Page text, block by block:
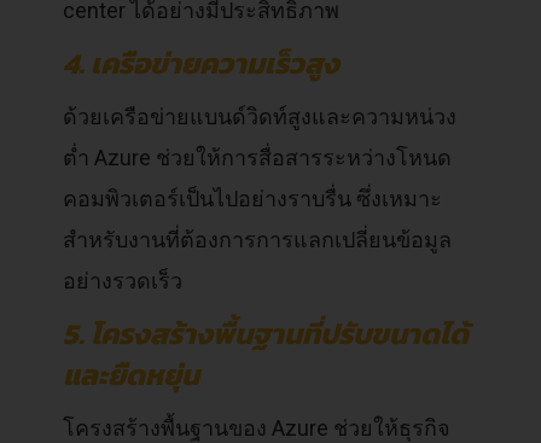
center ได้อย่างมีประสิทธิภาพ
4. เครือข่ายความเร็วสูง
ด้วยเครือข่ายแบนด์วิดท์สูงและความหน่วง
ต่ำ Azure ช่วยให้การสื่อสารระหว่างโหนด
คอมพิวเตอร์เป็นไปอย่างราบรื่น ซึ่งเหมาะ
สำหรับงานที่ต้องการการแลกเปลี่ยนข้อมูล
อย่างรวดเร็ว
5. โครงสร้างพื้นฐานที่ปรับขนาดได้
และยืดหยุ่น
โครงสร้างพื้นฐานของ Azure ช่วยให้ธุรกิจ